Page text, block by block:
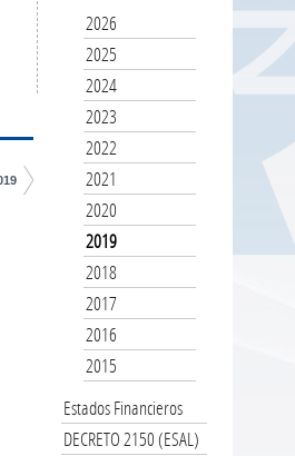
2026
2025
2024
2023
2022
2021
2020
2019
2018
2017
2016
2015
Estados Financieros
DECRETO 2150 (ESAL)